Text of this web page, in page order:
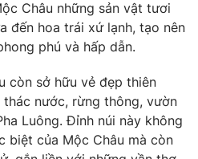
báo điện tử số 483/GP-BTTTT
Mỹ Hạnh, Phạm Quốc Thắng,
- 024.38 355 932
Châu những sản vật tươi
đến hoa trái xứ lạnh, tạo nên
phú và hấp dẫn.
còn sở hữu vẻ đẹp thiên
nước, rừng thông, vườn
Luông. Đỉnh núi này không
biệt của Mộc Châu mà còn